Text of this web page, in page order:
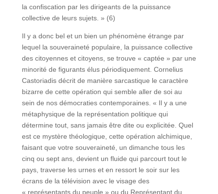
la confiscation par les dirigeants de la puissance
collective de leurs sujets. » (6)
Il y a donc bel et un bien un phénomène étrange par
lequel la souveraineté populaire, la puissance collective
des citoyennes et citoyens, se trouve « captée » par une
minorité de figurants élus périodiquement. Cornelius
Castoriadis décrit de manière sarcastique le caractère
bizarre de cette opération qui semble aller de soi au
sein de nos démocraties contemporaines. « Il y a une
métaphysique de la représentation politique qui
détermine tout, sans jamais être dite ou explicitée. Quel
est ce mystère théologique, cette opération alchimique,
faisant que votre souveraineté, un dimanche tous les
cinq ou sept ans, devient un fluide qui parcourt tout le
pays, traverse les urnes et en ressort le soir sur les
écrans de la télévision avec le visage des
« représentants du peuple » ou du Représentant du